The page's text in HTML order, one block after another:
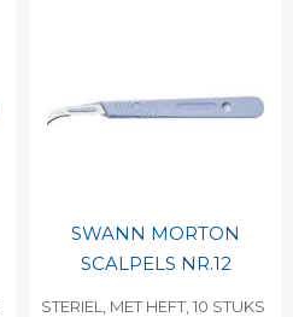
SWANN MORTON
SCALPELS NR.12
STERIEL, MET HEFT, 10 STUKS